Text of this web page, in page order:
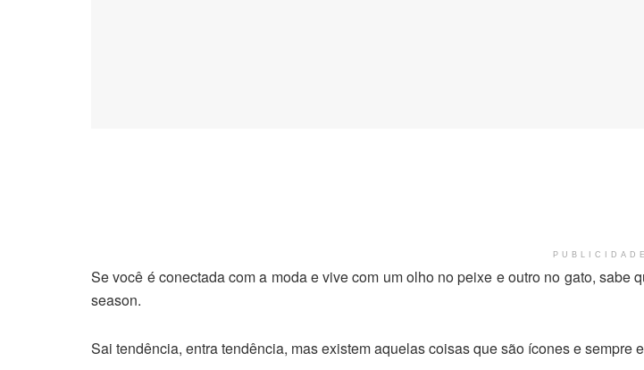
PUBLICIDADE
Se você é conectada com a moda e vive com um olho no peixe e outro no gato,
season.
Sai tendência, entra tendência, mas existem aquelas coisas que são ícones e sempre